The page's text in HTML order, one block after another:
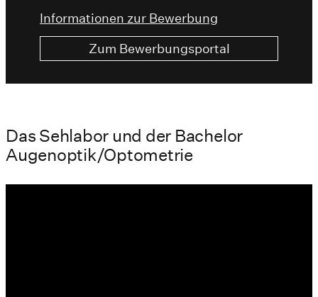
Informationen zur Bewerbung
Zum Bewerbungsportal
Das Sehlabor und der Bachelor
Augenoptik/Optometrie